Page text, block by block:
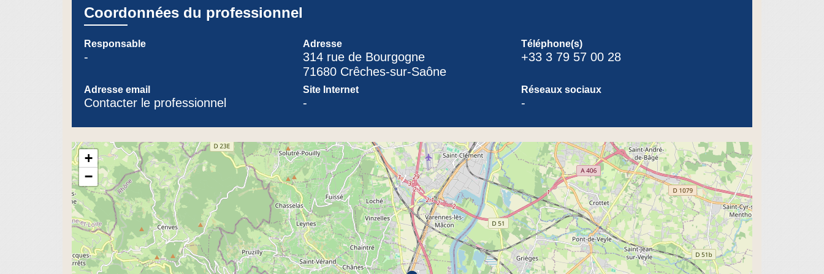
Coordonnées du professionnel
Responsable
-
Adresse
314 rue de Bourgogne
71680 Crêches-sur-Saône
Téléphone(s)
+33 3 79 57 00 28
Adresse email
Contacter le professionnel
Site Internet
-
Réseaux sociaux
-
+
−